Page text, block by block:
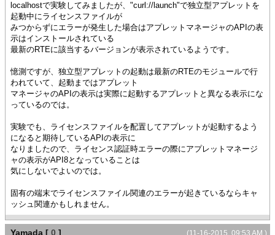
localhostで実験してみましたが、"curl://launch"で独立型アプレットを
起動中にライセンスファイルが
みつからずにエラーが発生した場合はアプレットマネージャのAPIの表
示はインストールされている
最新のRTEに該当するバージョンが表示されているようです。
憶測ですが、独立型アプレットの起動は最新のRTEのモジュールで行
われていて、起動まではアプレット
マネージャのAPIの表示は実際に起動するアプレットと異なる表示にな
っているのでは。
実験でも、ライセンスファイルを配置してアプレットが起動するよう
になると期待しているAPIの表示に
なりましたので、ライセンス認証時エラーの際にアプレットマネージ
ャの表示がAPI8となっていることは
気にしないでよいのでは。
固有の端末でライセンスファイル関連のエラーが起きているならキャ
ッシュ関連かもしれません。
(11-16-2015, 09:53 AM )
Yamada [ 0 ]